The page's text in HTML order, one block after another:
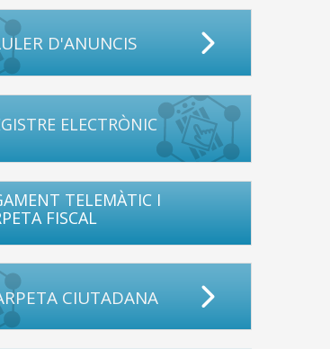
D'ANUNCIS
ELECTRÒNIC
TELEMÀTIC I
FISCAL
CIUTADANA